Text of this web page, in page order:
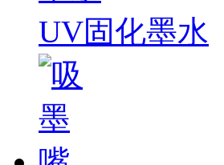
UV固化墨水